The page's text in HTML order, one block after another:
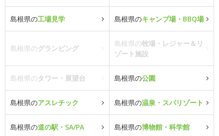
島根県の工場見学 島根県のキャンプ場・BBQ場
島根県のグランピング
島根県の牧場・レジャー＆リ
ゾート施設
島根県のタワー・展望台 島根県の公園
島根県のアスレチック 島根県の温泉・スパリゾート
島根県の道の駅・SA/PA 島根県の博物館・科学館